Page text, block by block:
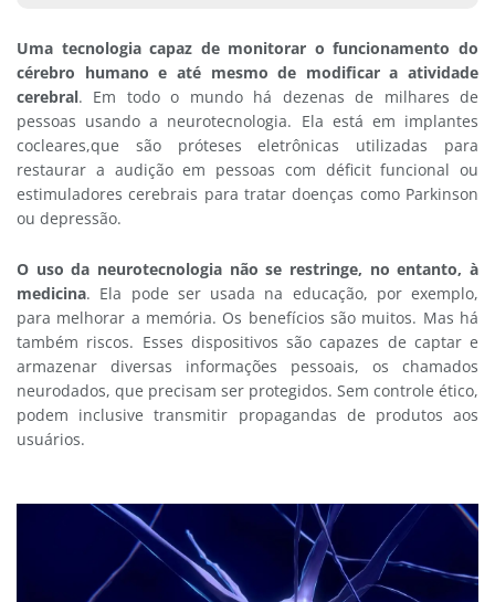
Uma tecnologia capaz de monitorar o funcionamento do
cérebro humano e até mesmo de modificar a atividade
cerebral. Em todo o mundo há dezenas de milhares de
pessoas usando a neurotecnologia. Ela está em implantes
cocleares,que são próteses eletrônicas utilizadas para
restaurar a audição em pessoas com déficit funcional ou
estimuladores cerebrais para tratar doenças como Parkinson
ou depressão.
O uso da neurotecnologia não se restringe, no entanto, à
medicina. Ela pode ser usada na educação, por exemplo,
para melhorar a memória. Os benefícios são muitos. Mas há
também riscos. Esses dispositivos são capazes de captar e
armazenar diversas informações pessoais, os chamados
neurodados, que precisam ser protegidos. Sem controle ético,
podem inclusive transmitir propagandas de produtos aos
usuários.